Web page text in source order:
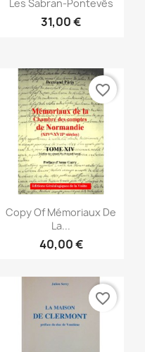
Les Sabran-Pontevês
31,00 €
Aperçu rapide
Copy Of Mémoriaux De
La...
40,00 €
favorite_border
favorite_border